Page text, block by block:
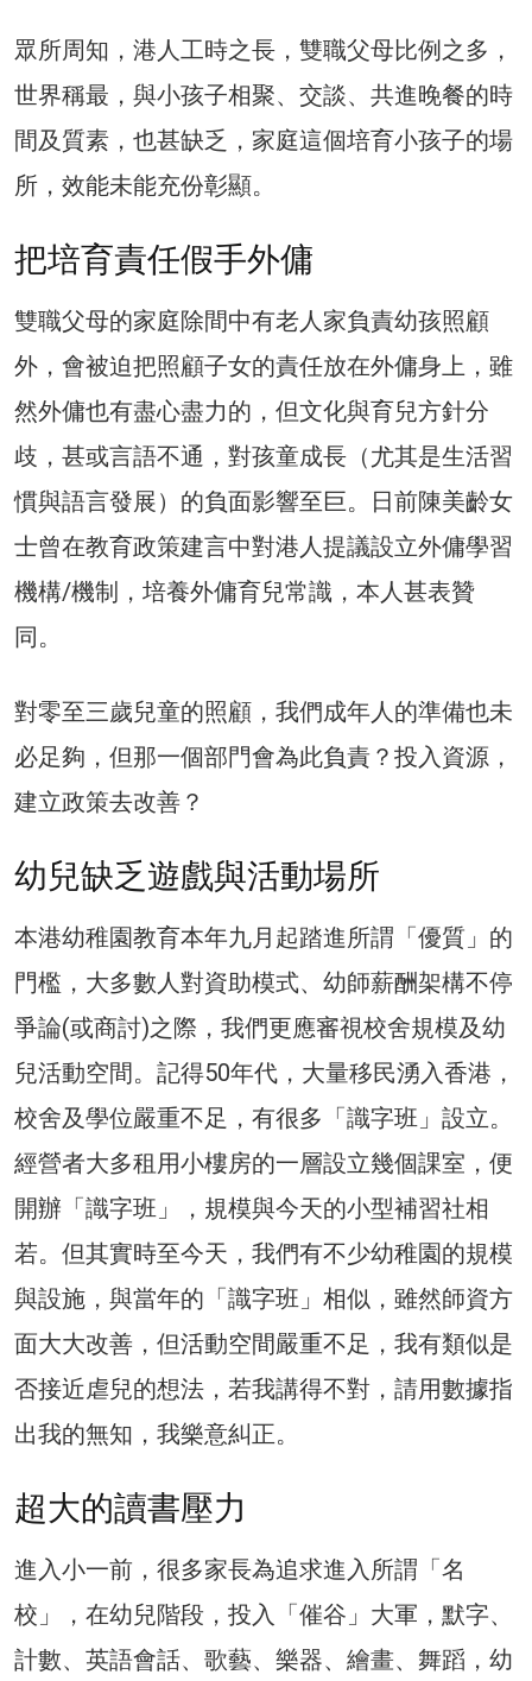
眾所周知，港人工時之長，雙職父母比例之多，
世界稱最，與小孩子相聚、交談、共進晚餐的時
間及質素，也甚缺乏，家庭這個培育小孩子的場
所，效能未能充份彰顯。
把培育責任假手外傭
雙職父母的家庭除間中有老人家負責幼孩照顧
外，會被迫把照顧子女的責任放在外傭身上，雖
然外傭也有盡心盡力的，但文化與育兒方針分
歧，甚或言語不通，對孩童成長（尤其是生活習
慣與語言發展）的負面影響至巨。日前陳美齡女
士曾在教育政策建言中對港人提議設立外傭學習
機構/機制，培養外傭育兒常識，本人甚表贊
同。
對零至三歲兒童的照顧，我們成年人的準備也未
必足夠，但那一個部門會為此負責？投入資源，
建立政策去改善？
幼兒缺乏遊戲與活動場所
本港幼稚園教育本年九月起踏進所謂「優質」的
門檻，大多數人對資助模式、幼師薪酬架構不停
爭論(或商討)之際，我們更應審視校舍規模及幼
兒活動空間。記得50年代，大量移民湧入香港，
校舍及學位嚴重不足，有很多「識字班」設立。
經營者大多租用小樓房的一層設立幾個課室，便
開辦「識字班」，規模與今天的小型補習社相
若。但其實時至今天，我們有不少幼稚園的規模
與設施，與當年的「識字班」相似，雖然師資方
面大大改善，但活動空間嚴重不足，我有類似是
否接近虐兒的想法，若我講得不對，請用數據指
出我的無知，我樂意糾正。
超大的讀書壓力
進入小一前，很多家長為追求進入所謂「名
校」，在幼兒階段，投入「催谷」大軍，默字、
計數、英語會話、歌藝、樂器、繪畫、舞蹈，幼